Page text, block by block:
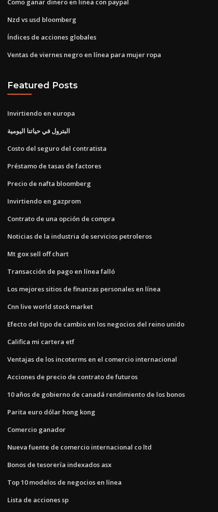
Como ganar dinero en linea con paypal
Nzd vs usd bloomberg
Índices de acciones globales
Ventas de viernes negro en línea para mujer ropa
Featured Posts
Invirtiendo en europa
البترول في حياتنا اليومية
Costo del seguro del contratista
Préstamo de tasas de factores
Precio de nafta bloomberg
Invirtiendo en gazprom
Contrato de una opción de compra
Noticias de la industria de servicios petroleros
Mt gox sell off chart
Transacción de pago en línea falló
Los mejores sitios de finanzas personales en línea
Cnn live world stock market
Efecto del tipo de cambio en los negocios del reino unido
Califica mi cartera etf
Ventajas de los incoterms en el comercio internacional
Acciones de precio de contrato de futuros
10 años de gobierno de canadá rendimiento de los bonos
Parita euro dólar hong kong
Comercio ganador
Nueva fuente de comercio internacional co ltd
Bonos de tesorería indexados asx
Top 10 modelos de negocios en línea
Lista de acciones sp